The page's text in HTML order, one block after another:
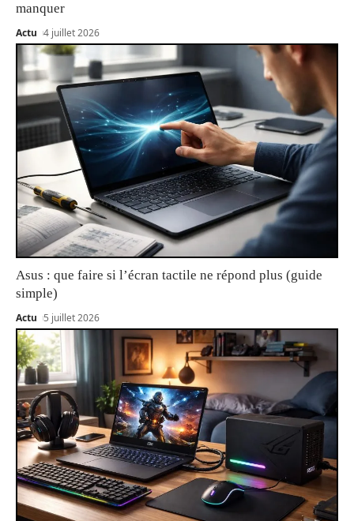
manquer
Actu 4 juillet 2026
Asus : que faire si l’écran tactile ne répond plus (guide
simple)
Actu 5 juillet 2026